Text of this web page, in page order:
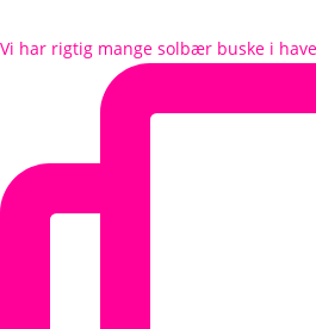
Vi har rigtig mange solbær buske i